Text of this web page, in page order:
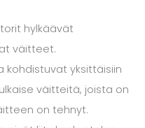
hylkäävät
väitteet.
kohdistuvat yksittäisiin
väitteitä, joista on
on tehnyt.